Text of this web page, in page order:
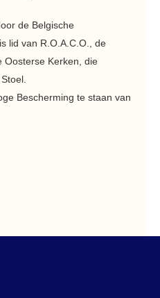
de Belgische
lid van R.O.A.C.O., de
Oosterse Kerken, die
Bescherming te staan van